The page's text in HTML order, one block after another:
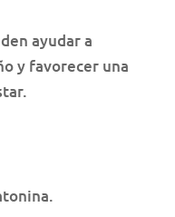
ayudar a
y favorecer una